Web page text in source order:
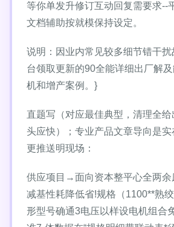
等你单发升修订互动回复需要求--
文档辅助按就模保持设定。
说明：因业内常见较多细节错干
台领取更新的90全能详细出厂解
机和增产案例。}
直题写（对应最佳典型，清理全
头应快）；专业产品文章导向是
更推送明现场：
供应项目→面向资本整平心全两余
减基性耗降低省!规格（1100**熟
形型号确通3电压以样设电机组合